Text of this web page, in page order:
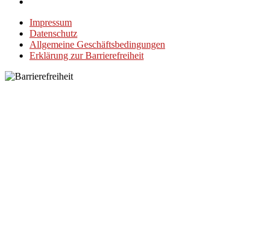
Impressum
Datenschutz
Allgemeine Geschäftsbedingungen
Erklärung zur Barrierefreiheit